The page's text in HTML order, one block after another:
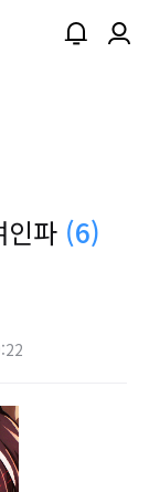
인파 (6)